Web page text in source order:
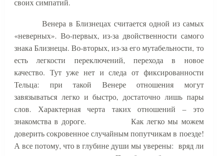
своих симпатий.
Венера в Близнецах считается одной из самых
«неверных». Во-первых, из-за двойственности самого
знака Близнецы. Во-вторых, из-за его мутабельности, то
есть легкости переключений, перехода в новое
качество. Тут уже нет и следа от фиксированности
Тельца: при такой Венере отношения могут
завязываться легко и быстро, достаточно лишь пары
слов. Характерная черта таких отношений – это
знакомства в дороге.
Как легко мы можем
доверить сокровенное случайным попутчикам в поезде!
А все потому, что в глубине души мы уверены: вряд ли